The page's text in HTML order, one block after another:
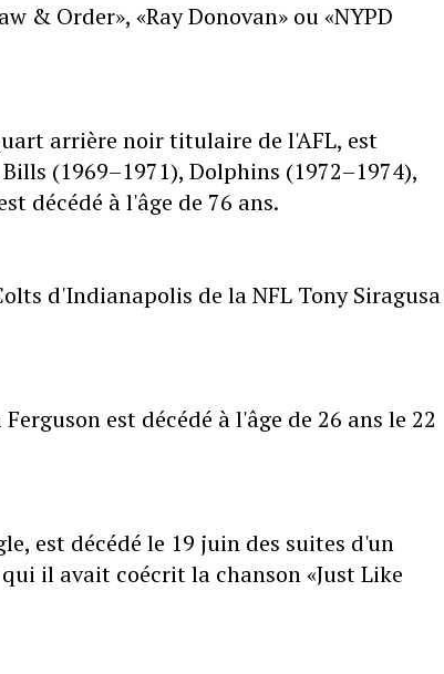
& Order», «Ray Donovan» ou «NYPD
arrière noir titulaire de l'AFL, est
(1969–1971), Dolphins (1972–1974),
décédé à l'âge de 76 ans.
d'Indianapolis de la NFL Tony Siragusa
est décédé à l'âge de 26 ans le 22
est décédé le 19 juin des suites d'un
il avait coécrit la chanson «Just Like